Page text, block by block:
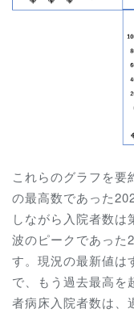
これらのグラフを
の最高数であった
しながら入院者数
波のピークであった
す。現況の最新値は
で、もう過去最高
者病床入院者数は、